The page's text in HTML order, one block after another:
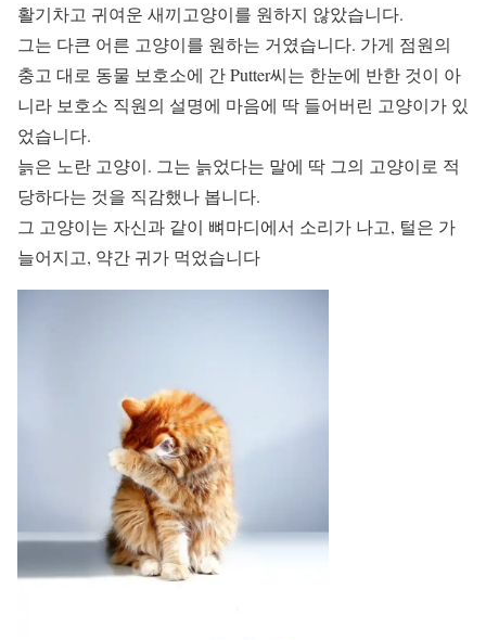
활기차고 귀여운 새끼고양이를 원하지 않았습니다.
그는 다큰 어른 고양이를 원하는 거였습니다. 가게 점원의
충고 대로 동물 보호소에 간 Putter씨는 한눈에 반한 것이 아
니라 보호소 직원의 설명에 마음에 딱 들어버린 고양이가 있
었습니다.
늙은 노란 고양이. 그는 늙었다는 말에 딱 그의 고양이로 적
당하다는 것을 직감했나 봅니다.
그 고양이는 자신과 같이 뼈마디에서 소리가 나고, 털은 가
늘어지고, 약간 귀가 먹었습니다